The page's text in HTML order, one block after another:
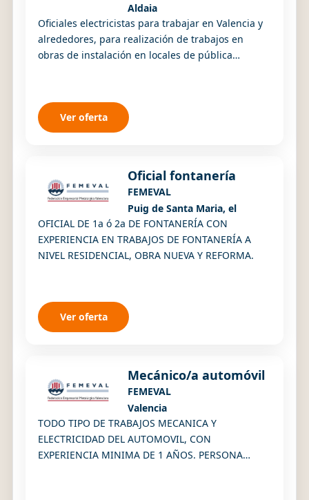
Aldaia
Oficiales electricistas para trabajar en Valencia y
alrededores, para realización de trabajos en
obras de instalación en locales de pública
Ver oferta
Oficial fontanería
FEMEVAL
Puig de Santa Maria, el
OFICIAL DE 1a ó 2a DE FONTANERÍA CON
EXPERIENCIA EN TRABAJOS DE FONTANERÍA A
NIVEL RESIDENCIAL, OBRA NUEVA Y REFORMA.
Ver oferta
Mecánico/a automóvil
FEMEVAL
Valencia
TODO TIPO DE TRABAJOS MECANICA Y
ELECTRICIDAD DEL AUTOMOVIL, CON
EXPERIENCIA MINIMA DE 1 AÑOS. PERSONA